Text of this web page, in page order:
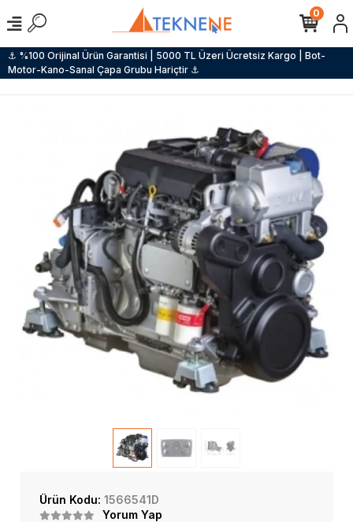
⚓ %100 Orijinal Ürün Garantisi | 5000 TL Üzeri Ücretsiz Kargo | Bot-
Motor-Kano-Sanal Çapa Grubu Hariçtir ⚓
0
Ürün Kodu: 1566541D
Yorum Yap